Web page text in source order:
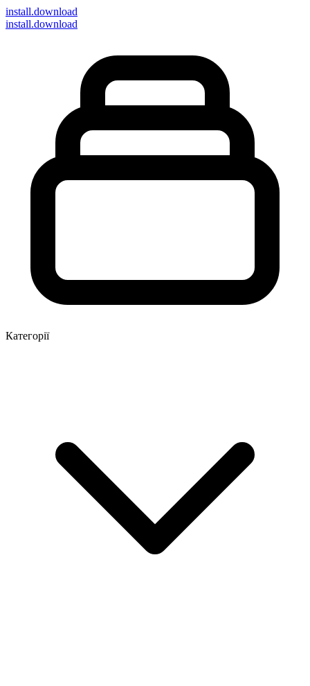
install.download
install.download
Категорії